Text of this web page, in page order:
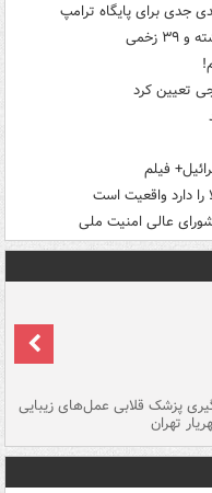
جدی برای پایگاه ترامپ
تعیین کرد
فیلم
را دارد واقعیت است
عالی امنیت‌ ملی
پزشک قلابی عمل‌های زیبایی
تهران